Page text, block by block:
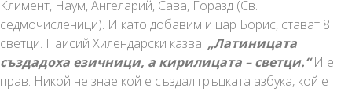
Климент, Наум, Ангеларий, Сава, Горазд (Св.
седмочисленици). И като добавим и цар Борис, стават 8
светци. Паисий Хилендарски казва: „Латиницата
създадоха езичници, а кирилицата – светци.“И е
прав. Никой не знае кой е създал гръцката азбука, кой е